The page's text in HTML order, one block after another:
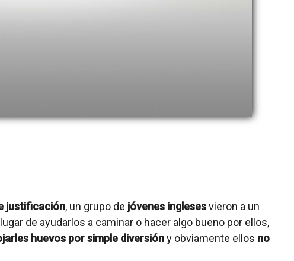
justificación, un grupo de jóvenes inglesesvieron a un
de ayudarlos a caminar o hacer algo bueno por ellos,
huevos por simple diversióny obviamente ellos no